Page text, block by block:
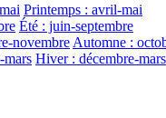
Printemps : avril-mai
Été : juin-septembre
novembre Automne :
mars Hiver : décembre-mars